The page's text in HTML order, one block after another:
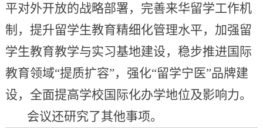
平对外开放的战略部署，完善来华留学工作机
制，提升留学生教育精细化管理水平，加强留
学生教育教学与实习基地建设，稳步推进国际
教育领域“提质扩容”，强化“留学宁医”品牌建
设，全面提高学校国际化办学地位及影响力。
会议还研究了其他事项。